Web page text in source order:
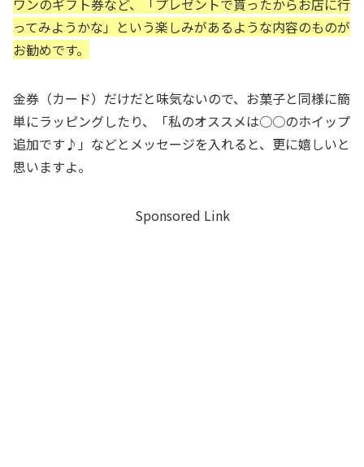
ワンのギフト券など、「プレゼントで貰ったからお店に行
ってみようかな」という楽しみがあるような内容のものが
お勧めです。
金券（カード）だけだと味気ないので、お菓子と同様に簡
単にラッピングしたり、「私のオススメは○○のホイップ
追加です♪」などとメッセージを入れると、更に嬉しいと
思いますよ。
Sponsored Link